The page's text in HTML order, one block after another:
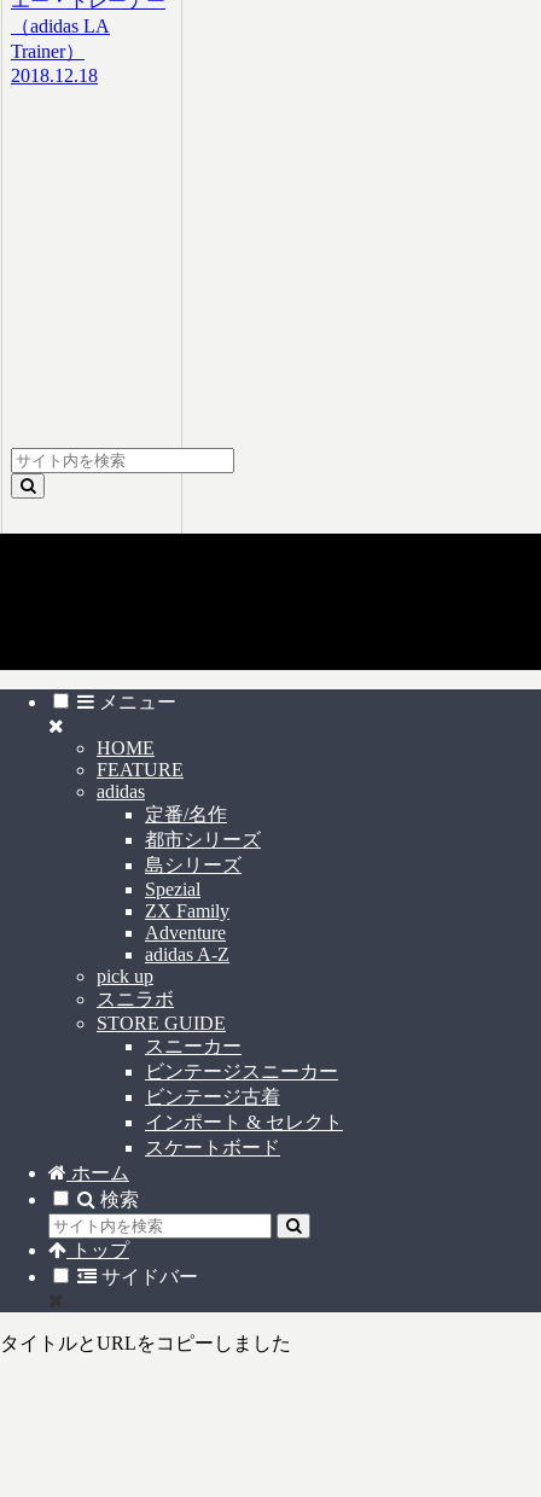
（adidas LA
Trainer）
2018.12.18
メニュー
HOME
FEATURE
adidas
定番/名作
都市シリーズ
島シリーズ
Spezial
ZX Family
Adventure
adidas A-Z
pick up
スニラボ
STORE GUIDE
スニーカー
ビンテージスニーカー
ビンテージ古着
インポート & セレクト
スケートボード
ホーム
検索
トップ
サイドバー
タイトルとURLをコピーしました